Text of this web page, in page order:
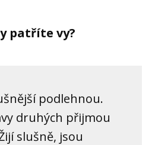
patříte vy?
podlehnou.
druhých přijmou
slušně, jsou